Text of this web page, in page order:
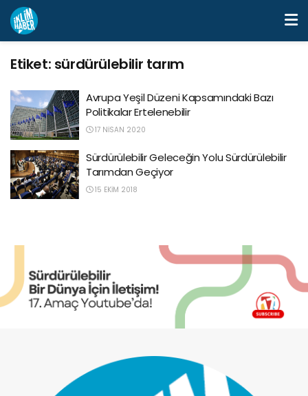
Etiket: sürdürülebilir tarım
Avrupa Yeşil Düzeni Kapsamındaki Bazı
Politikalar Ertelenebilir
17 NISAN 2020
Sürdürülebilir Geleceğin Yolu Sürdürülebilir
Tarımdan Geçiyor
15 EKIM 2018